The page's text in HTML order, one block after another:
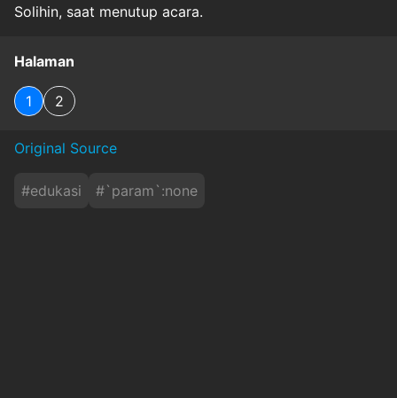
Solihin, saat menutup acara.
Halaman
1 2
Original Source
#edukasi #`param`:none